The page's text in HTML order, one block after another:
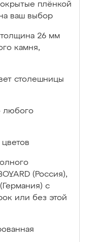
плёнкой
ваш выбор
толщина 26 мм
камня,
столешницы
любого
(Россия),
с
или без этой